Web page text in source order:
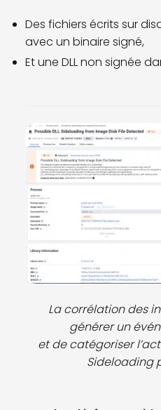
Des fichiers écrits sur
avec un binaire signé,
Et une DLL non signée
La corrélation des
générer un
et de catégoriser
Sideloading